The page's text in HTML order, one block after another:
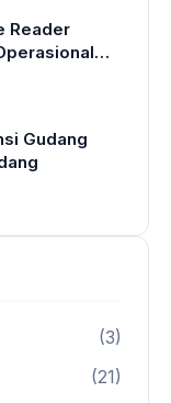
Reader
Gudang
(3)
(21)